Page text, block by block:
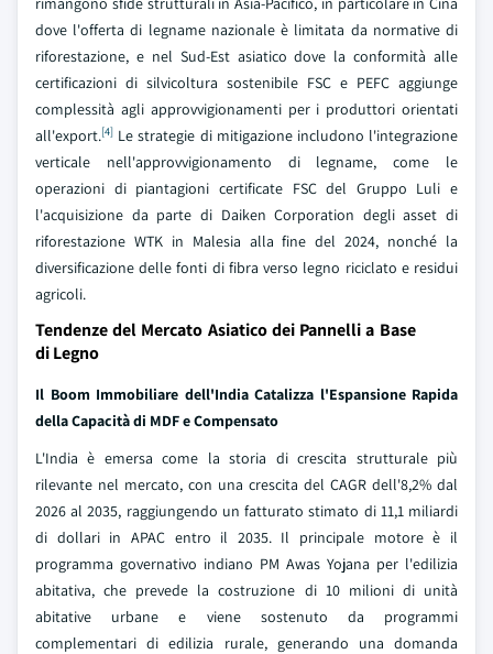
dove l'offerta di legname nazionale è limitata da normative di
riforestazione, e nel Sud-Est asiatico dove la conformità alle
certificazioni di silvicoltura sostenibile FSC e PEFC aggiunge
complessità agli approvvigionamenti per i produttori orientati
all'export.[4] Le strategie di mitigazione includono l'integrazione
verticale nell'approvvigionamento di legname, come le
operazioni di piantagioni certificate FSC del Gruppo Luli e
l'acquisizione da parte di Daiken Corporation degli asset di
riforestazione WTK in Malesia alla fine del 2024, nonché la
diversificazione delle fonti di fibra verso legno riciclato e residui
agricoli.
Tendenze del Mercato Asiatico dei Pannelli a Base
di Legno
Il Boom Immobiliare dell'India Catalizza l'Espansione Rapida
della Capacità di MDF e Compensato
L'India è emersa come la storia di crescita strutturale più
rilevante nel mercato, con una crescita del CAGR dell'8,2% dal
2026 al 2035, raggiungendo un fatturato stimato di 11,1 miliardi
di dollari in APAC entro il 2035. Il principale motore è il
programma governativo indiano PM Awas Yojana per l'edilizia
abitativa, che prevede la costruzione di 10 milioni di unità
abitative urbane e viene sostenuto da programmi
complementari di edilizia rurale, generando una domanda